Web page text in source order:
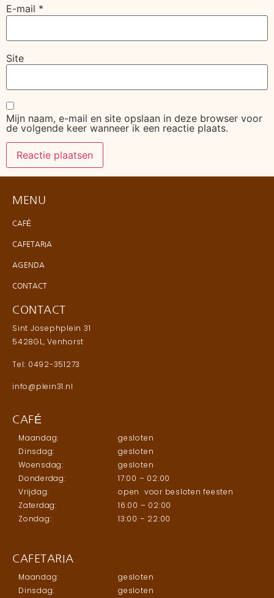
E-mail *
Site
Mijn naam, e-mail en site opslaan in deze browser voor
de volgende keer wanneer ik een reactie plaats.
MENU
CAFÉ
CAFETARIA
AGENDA
CONTACT
CONTACT
Sint Josephplein 31
5428GL, Venhorst
Tel: 0492-351273
info@plein31.nl
CAFÉ
Maandag:
Dinsdag:
Woensdag:
Donderdag:
Vrijdag:
Zaterdag:
Zondag:
gesloten
gesloten
gesloten
17:00 – 02:00
open voor besloten feesten
16:00 – 02:00
13:00 – 22:00
CAFETARIA
Maandag:
Dinsdag:
gesloten
gesloten